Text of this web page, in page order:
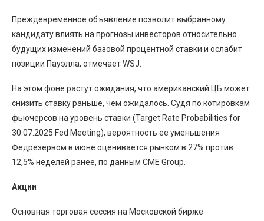
Преждевременное объявление позволит выбранному
кандидату влиять на прогнозы инвесторов относительно
будущих изменений базовой процентной ставки и ослабит
позиции Пауэлла, отмечает WSJ.
На этом фоне растут ожидания, что американский ЦБ может
снизить ставку раньше, чем ожидалось. Судя по котировкам
фьючерсов на уровень ставки (Target Rate Probabilities for
30.07.2025 Fed Meeting), вероятность ее уменьшения
Федрезервом в июне оценивается рынком в 27% против
12,5% неделей ранее, по данным CME Group.
Акции
Основная торговая сессия на Московской бирже